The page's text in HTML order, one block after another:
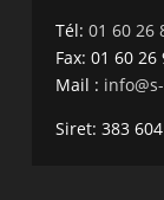
Tél:01 60 26
Fax: 01 60 26
Mail :
Siret: 383